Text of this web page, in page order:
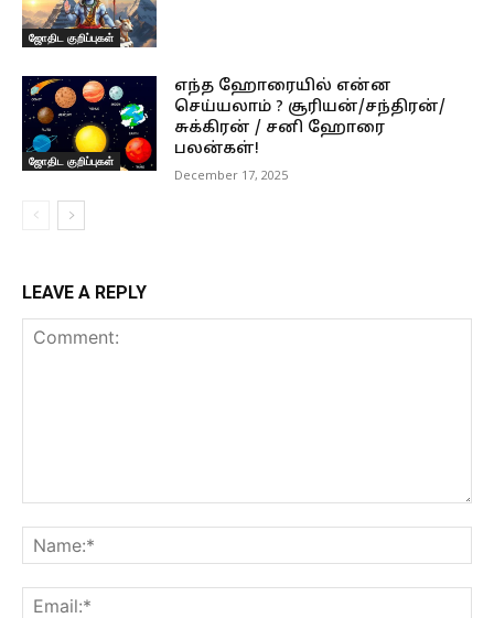
ஜோதிட குறிப்புகள்
ஜோதிட குறிப்புகள்
எந்த ஹோரையில் என்ன
செய்யலாம் ? சூரியன்/சந்திரன்/
சுக்கிரன் / சனி ஹோரை
பலன்கள்!
December 17, 2025
LEAVE A REPLY